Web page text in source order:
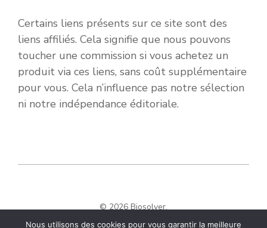
Certains liens présents sur ce site sont des
liens affiliés. Cela signifie que nous pouvons
toucher une commission si vous achetez un
produit via ces liens, sans coût supplémentaire
pour vous. Cela n’influence pas notre sélection
ni notre indépendance éditoriale.
© 2026 Biosolver.
Nous utilisons des cookies pour vous garantir la meilleure